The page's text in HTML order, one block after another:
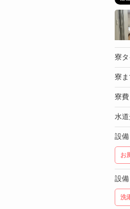
寮
寮
寮費
水
設備
お
設備
洗